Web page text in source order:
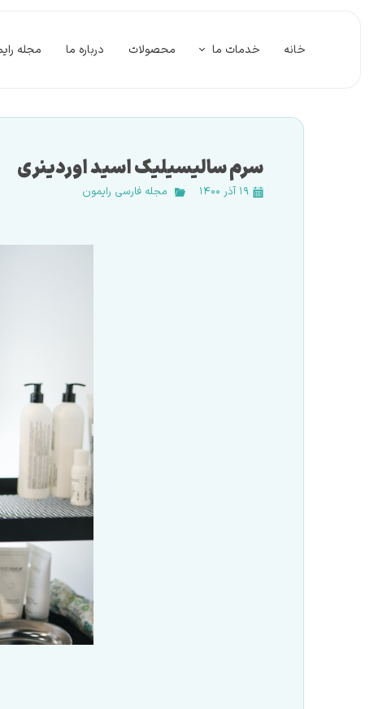
سرم سالیسیلیک اسید اوردینری
۱۹ آذر ۱۴۰۰ مجله فارسی رایمون
خانه خدمات ما
درخواست واردات مواد شیمیایی (پروفرمایی)
مواد شیمیایی
محصولات درباره ما مجله